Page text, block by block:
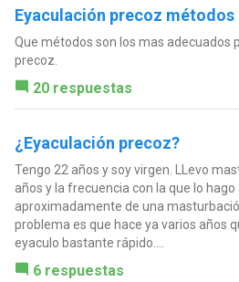
Eyaculación precoz métodos
Que métodos son los mas adecuados
precoz.
20 respuestas
¿Eyaculación precoz?
Tengo 22 años y soy virgen. LLevo
años y la frecuencia con la que lo hago
aproximadamente de una
problema es que hace ya varios años
eyaculo bastante rápido....
6 respuestas